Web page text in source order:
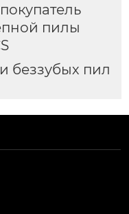
пилы
беззубых пил